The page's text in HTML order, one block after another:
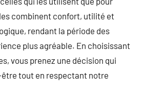
combinent confort, utilité et
rendant la période des
plus agréable. En choisissant
vous prenez une décision qui
tout en respectant notre